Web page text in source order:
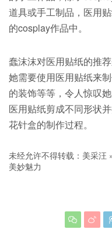
道具或手工制品，医用
的cosplay作品中。
蠢沫沫对医用贴纸的推
她需要使用医用贴纸来
的装饰等等，令人惊叹
医用贴纸剪成不同形状
花针盒的制作过程。
未经允许不得转载： 美采汪
美妙魅力
 